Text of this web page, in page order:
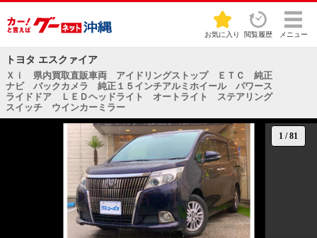
お気に入り 閲覧履歴 メニュー
トヨタ エスクァイア
Ｘｉ 県内買取直販車両 アイドリングストップ ＥＴＣ 純正
ナビ バックカメラ 純正１５インチアルミホイール パワース
ライドドア ＬＥＤヘッドライト オートライト ステアリング
スイッチ ウインカーミラー
1 /81